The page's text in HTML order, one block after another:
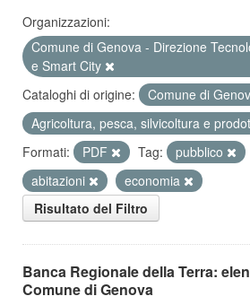
Organizzazioni:
Comune di Genova - Direzione
e Smart City
Cataloghi di origine:
Comune di
Agricoltura, pesca, silvicoltura e
Formati:
PDF Tag: pubblico
abitazioni
economia
Risultato del Filtro
Banca Regionale della Terra:
Comune di Genova